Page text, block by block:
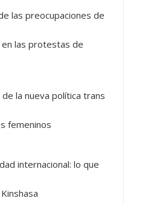
las preocupaciones de
las protestas de
la nueva política trans
femeninos
internacional: lo que